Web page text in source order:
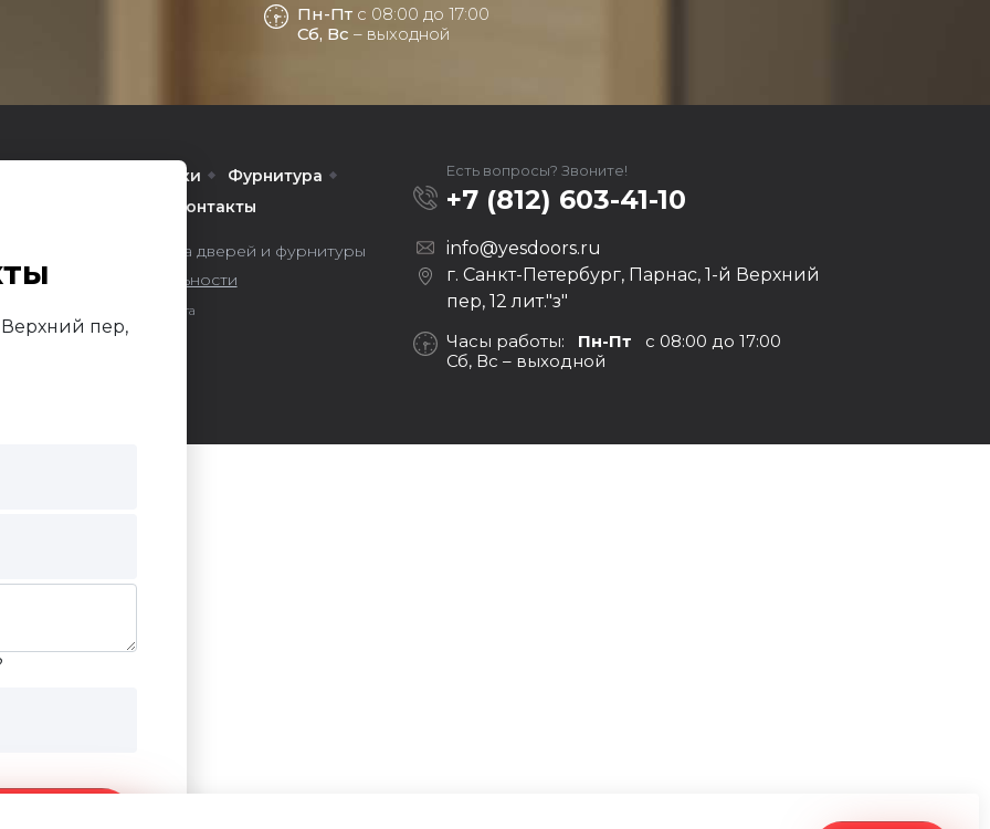
Пн-Пт с 08:00 до 17:00
Сб, Вс – выходной
Верхний пер,
Арки
Фурнитура
Контакты
— оптовая продажа дверей и фурнитуры
конфиденциальности
Продвижение сайта
Darvin Studio
Есть вопросы? Звоните!
+7 (812) 603-41-10
info@yesdoors.ru
г. Санкт-Петербург, Парнас, 1-й Верхний
пер, 12 лит."з"
Часы работы: Пн-Пт с 08:00 до 17:00
Сб, Вс – выходной